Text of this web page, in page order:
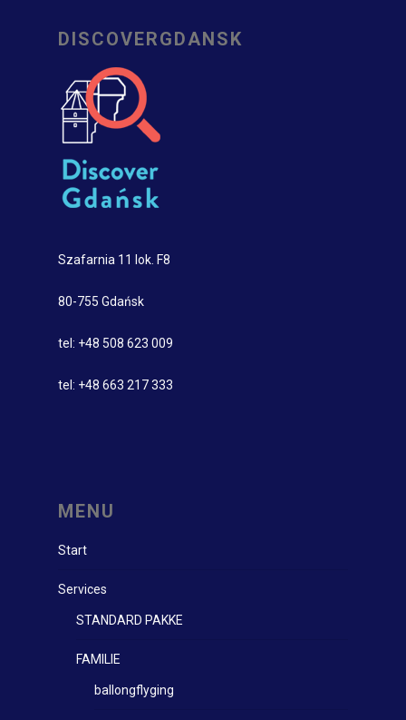
DISCOVERGDANSK
Szafarnia 11 lok. F8
80-755 Gdańsk
tel: +48 508 623 009
tel: +48 663 217 333
MENU
Start
Services
STANDARD PAKKE
FAMILIE
ballongflyging